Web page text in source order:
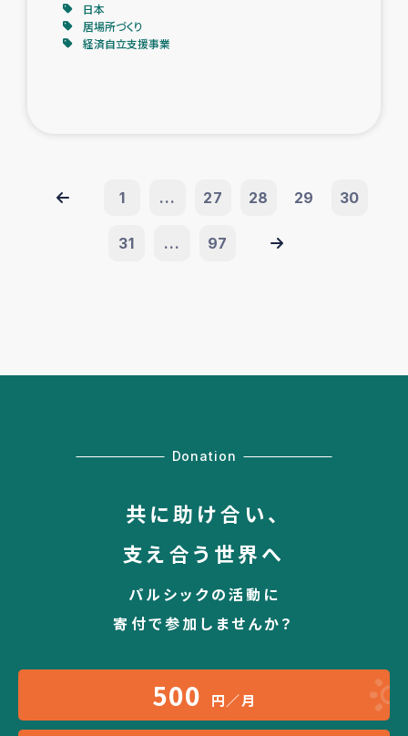
日本
居場所づくり
経済自立支援事業
1 ... 27 28 29 30
31 ... 97
Donation
共に助け合い、
支え合う世界へ
パルシックの活動に
寄付で参加しませんか？
500 円／月